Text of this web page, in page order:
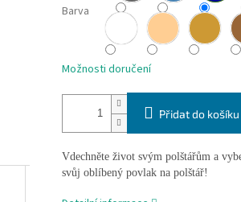
Barva
Možnosti doručení
Přidat do košíku
Vdechněte život svým polštářům a
svůj oblíbený povlak na polštář!